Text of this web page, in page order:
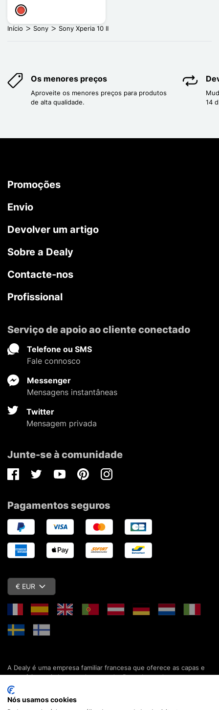
Vermelho
Início Sony Sony Xperia 10 II
Os menores preços
Aproveite os menores preços para produtos
de alta qualidade.
14
Promoções
Envio
Devolver um artigo
Sobre a Dealy
Contacte-nos
Profissional
Serviço de apoio ao cliente conectado
Telefone ou SMS
Fale connosco
Messenger
Mensagens instantâneas
Twitter
Mensagem privada
Junte-se à comunidade
FacebookTwitterYoutubePinterestInstagram
Pagamentos seguros
€ EUR
A Dealy é uma empresa familiar francesa que oferece as capas e
acessórios mais baratos do mercado. Descubra todas as nossas
colecções de capas, estojos, protecções de ecrã e acessórios
para o seu smartphone, tablet, computador ou relógio conectado.
Desde 2012, apresentamos novidades todos os dias para lhe
Nós usamos cookies